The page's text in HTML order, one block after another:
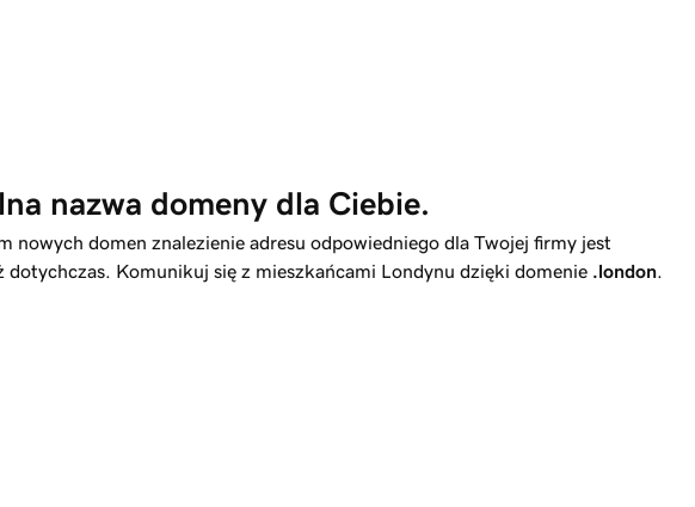
nazwa domeny dla Ciebie.
nowych domen znalezienie adresu odpowiedniego dla Twojej firmy jest
dotychczas. Komunikuj się z mieszkańcami Londynu dzięki domenie .london